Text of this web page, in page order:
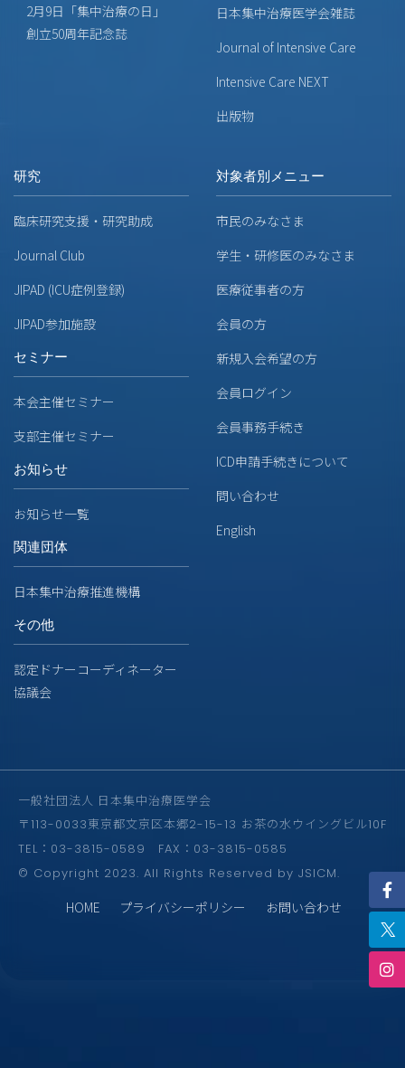
2月9日「集中治療の日」
創立50周年記念誌
日本集中治療医学会雑誌
Journal of Intensive Care
Intensive Care NEXT
出版物
研究
臨床研究支援・研究助成
Journal Club
JIPAD (ICU症例登録)
JIPAD参加施設
セミナー
本会主催セミナー
支部主催セミナー
お知らせ
お知らせ一覧
関連団体
日本集中治療推進機構
その他
認定ドナーコーディネーター
協議会
対象者別メニュー
市民のみなさま
学生・研修医のみなさま
医療従事者の方
会員の方
新規入会希望の方
会員ログイン
会員事務手続き
ICD申請手続きについて
問い合わせ
English
一般社団法人 日本集中治療医学会
〒113-0033東京都文京区本郷2-15-13 お茶の水ウイングビル10F
TEL：03-3815-0589 FAX：03-3815-0585
© Copyright 2023. All Rights Reserved by JSICM.
HOME プライバシーポリシー お問い合わせ